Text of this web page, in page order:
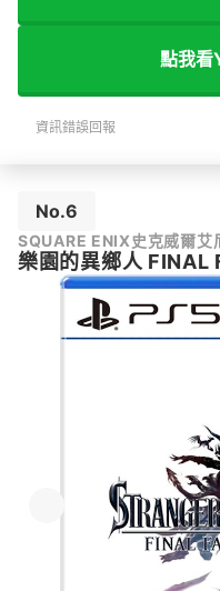
點我看
資訊錯誤回報
No.6
SQUARE ENIX史克威爾艾
樂園的異鄉人 FINAL